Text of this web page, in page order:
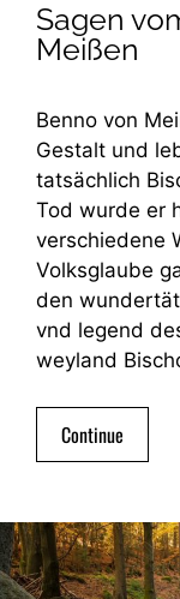
Sagen
Meißen
Benno von
Gestalt und
tatsächlich
Tod wurde er
verschiedene
Volksglaube
den
vnd legend
weyland
Continue